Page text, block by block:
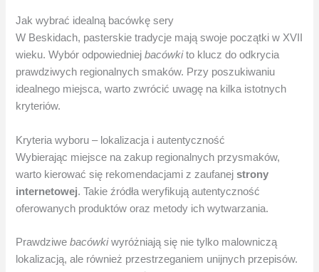
Jak wybrać idealną bacówkę sery
W Beskidach, pasterskie tradycje mają swoje początki w XVII
wieku. Wybór odpowiedniejbacówkito klucz do odkrycia
prawdziwych regionalnych smaków. Przy poszukiwaniu
idealnego miejsca, warto zwrócić uwagę na kilka istotnych
kryteriów.
Kryteria wyboru – lokalizacja i autentyczność
Wybierając miejsce na zakup regionalnych przysmaków,
warto kierować się rekomendacjami z zaufanejstrony
internetowej. Takie źródła weryfikują autentyczność
oferowanych produktów oraz metody ich wytwarzania.
Prawdziwebacówkiwyróżniają się nie tylko malowniczą
lokalizacją, ale również przestrzeganiem unijnych przepisów.